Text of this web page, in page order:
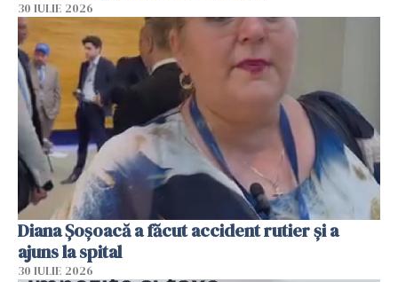
30 IULIE 2026
Diana Șoșoacă a făcut accident rutier și a
ajuns la spital
30 IULIE 2026